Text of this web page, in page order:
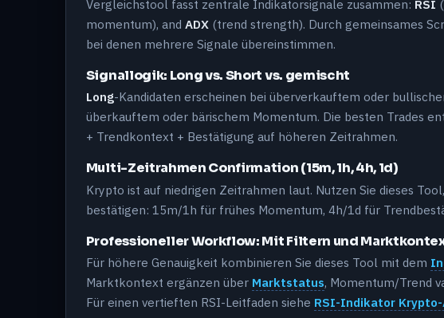
Vergleichstool fasst zentrale Indikatorsignale zusammen: RSI
momentum), and ADX(trend strength). Durch gemeinsames
bei denen mehrere Signale übereinstimmen.
Signallogik: Long vs. Short vs. gemischt
Long-Kandidaten erscheinen bei überverkauftem oder
überkauftem oder bärischem Momentum. Die besten Trades
+ Trendkontext + Bestätigung auf höheren Zeitrahmen.
Multi-Zeitrahmen Confirmation (15m, 1h, 4h, 1d)
Krypto ist auf niedrigen Zeitrahmen laut. Nutzen Sie dieses
bestätigen: 15m/1h für frühes Momentum, 4h/1d für
Professioneller Workflow: Mit Filtern und
Für höhere Genauigkeit kombinieren Sie dieses Tool mit dem
Marktkontext ergänzen über Marktstatus, Momentum/Trend
Für einen vertieften RSI-Leitfaden siehe RSI-Indikator Krypto-